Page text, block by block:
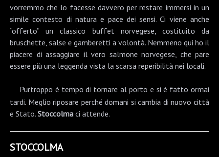
vorremmo che lo facesse davvero per restare immersi in un
simile contesto di natura e pace dei sensi. Ci viene anche
“offerto” un classico buffet norvegese, costituito da
bruschette, salse e gamberetti a volontà. Nemmeno qui ho il
piacere di assaggiare il vero salmone norvegese, che pare
essere più una leggenda vista la scarsa reperibilità nei locali.
Purtroppo è tempo di tornare al porto e si è fatto ormai
tardi. Meglio riposare perché domani si cambia di nuovo città
e Stato. Stoccolma ci attende.
STOCCOLMA